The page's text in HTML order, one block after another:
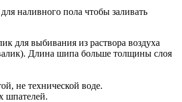
для выбивания из раствора воздуха
Длина шипа больше толщины слоя
не технической воде.
шпателей.